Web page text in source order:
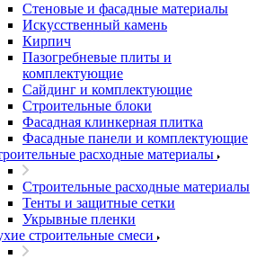
Стеновые и фасадные материалы
Искусственный камень
Кирпич
Пазогребневые плиты и
комплектующие
Сайдинг и комплектующие
Строительные блоки
Фасадная клинкерная плитка
Фасадные панели и комплектующие
расходные материалы
Строительные расходные материалы
Тенты и защитные сетки
Укрывные пленки
строительные смеси